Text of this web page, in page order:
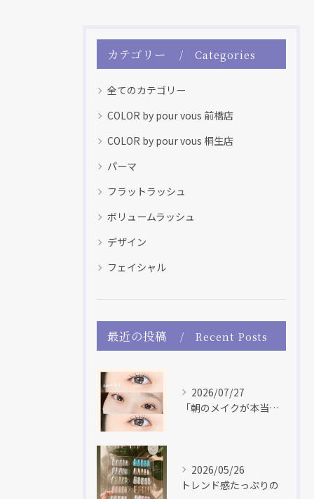
カテゴリー Categories
全てのカテゴリー
COLOR by pour vous 前橋店
COLOR by pour vous 桐生店
パーマ
フラットラッシュ
ボリュームラッシュ
デザイン
フェイシャル
最近の投稿 Recent Posts
2026/07/27
「朝のメイクが本当に楽になった！」 「マスカラだけで盛れる♡...
2026/05/26
トレンド感たっぷりの